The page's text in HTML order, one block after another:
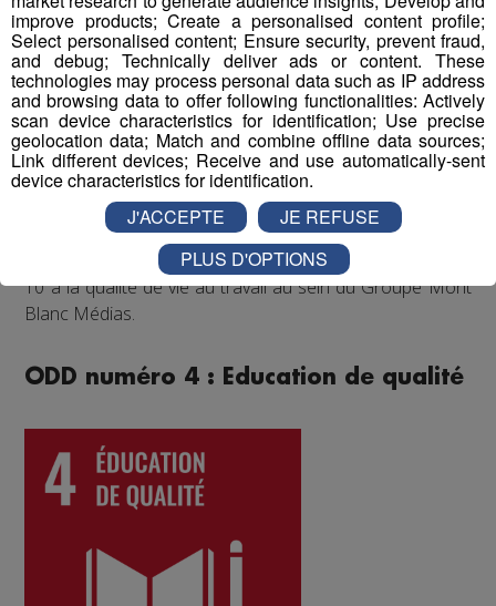
partenaires comme les Pionniers de Chamonix ou le FC
Annecy, festivals de musique...) qui accroissent la
cohésion d'équipe et renforcent les liens entre
collègues.
Enfin, un questionnaire bien-être envoyé chaque année
à tous les collaborateurs permet d'identifier les
difficultés qui pourraient être rencontrées par les
différents salariés, et d'y remédier. Au mois de juin 2022,
les collaborateurs ont donné une note globale de 8 sur
10 à la qualité de vie au travail au sein du Groupe Mont
Blanc Médias.
ODD numéro 4 : Education de qualité
improve products; Create a personalised content profile;
Select personalised content; Ensure security, prevent fraud,
and debug; Technically deliver ads or content. These
technologies may process personal data such as IP address
and browsing data to offer following functionalities: Actively
scan device characteristics for identification; Use precise
geolocation data; Match and combine offline data sources;
Link different devices; Receive and use automatically-sent
device characteristics for identification.
J'ACCEPTE
JE REFUSE
PLUS D'OPTIONS